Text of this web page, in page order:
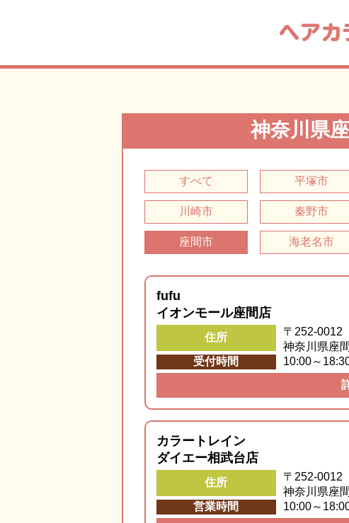
神奈川県
すべて 平塚市
川崎市 秦野市
座間市 海老名市
fufu
イオンモール座間店
住所
〒252-0012
神奈川県座
受付時間
10:00～
カラートレイン
ダイエー相武台店
住所
〒252-0012
神奈川県座
営業時間
10:00～